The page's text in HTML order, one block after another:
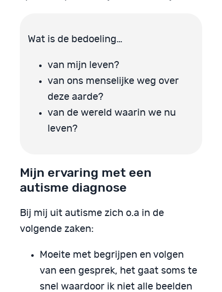
Wat is de bedoeling…
van mijn leven?
van ons menselijke weg over
deze aarde?
van de wereld waarin we nu
leven?
Mijn ervaring met een
autisme diagnose
Bij mij uit autisme zich o.a in de
volgende zaken:
Moeite met begrijpen en volgen
van een gesprek, het gaat soms te
snel waardoor ik niet alle beelden